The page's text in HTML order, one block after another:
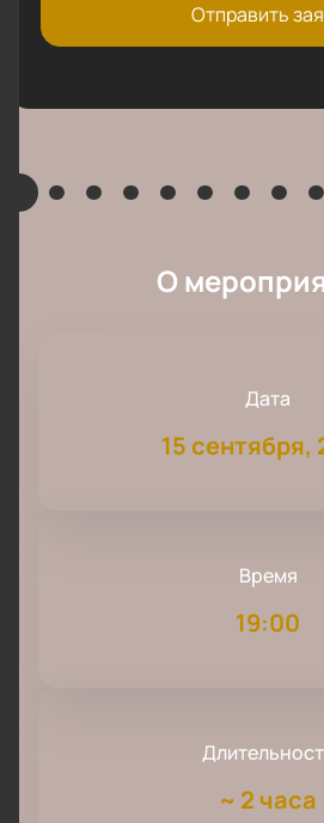
Отправить
О
Дата
15 сентября,
Время
19:00
~ 2 часа